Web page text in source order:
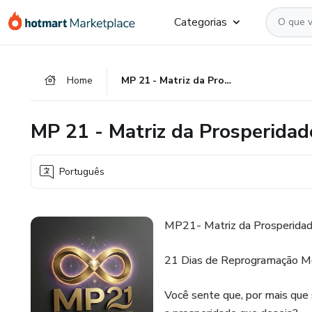
para
para
para
Categorias
Home MP 21 - Matriz da Prosperidade
MP 21 - Matriz da
Português
MP21- Matriz da
21 Dias de Reprogramação
Você sente que, por mais